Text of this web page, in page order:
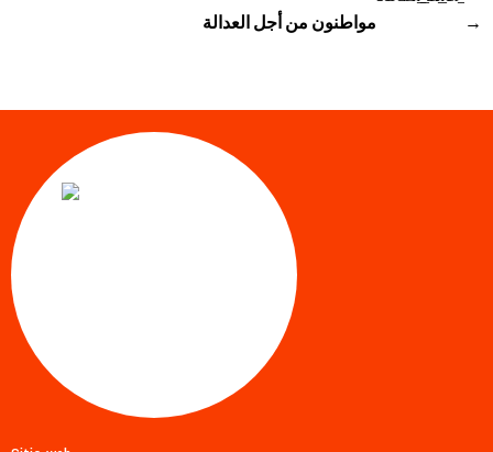
مواطنون من أجل العدالة →